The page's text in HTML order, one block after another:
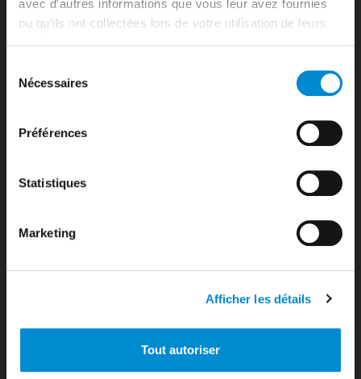
avec d'autres informations que vous leur avez fournies
ou qu'ils ont collectées lors de votre utilisation de leurs
Nécessaires
Préférences
Statistiques
Marketing
Afficher les détails
Tout autoriser
Aviation générale
Bank / Foreign exchange Bureau
Biosecurity
Bora-Bora
Boutiques zone publique
Bureau d’information
Cargo Airlines
Carte des destinations
Checking